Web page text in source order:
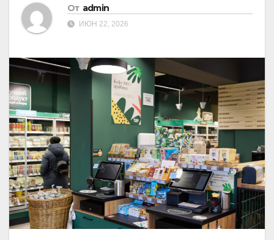
От admin
ИЮН 22, 2026